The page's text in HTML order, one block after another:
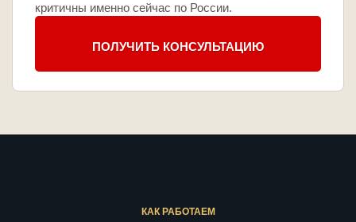
критичны именно сейчас по России.
ПОЛУЧИТЬ КОНСУЛЬТАЦИЮ
КАК РАБОТАЕМ